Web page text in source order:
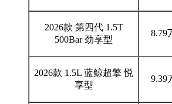
2026款 第四代 1.5T
500Bar 劲享型
8.79
2026款 1.5L 蓝鲸超擎 悦
享型
9.39